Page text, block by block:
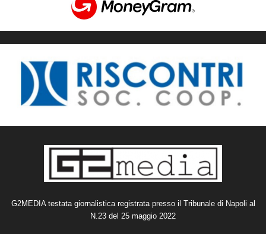
G2MEDIA testata giornalistica registrata presso il Tribunale di Napoli al
N.23 del 25 maggio 2022